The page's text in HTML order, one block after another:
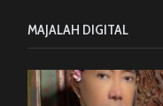
MAJALAH DIGITAL